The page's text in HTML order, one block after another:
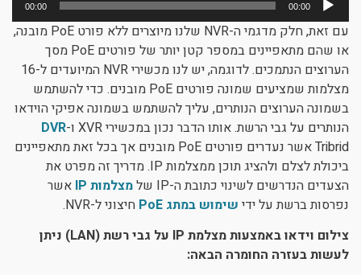
אודיו
00:00
00:00
עם זאת, חלק מדגמי ה-NVR שלנו מיוצרים ללא פורט PoE מובנה,
או שהם מתאפיינים במספר קטן יותר של פורטים PoE מסך
הערוצים הנתמכים. לדוגמה, יש לנו מכשירי NVR המיועדים ל-16
מצלמות שמציעים שמונה פורטים PoE מובנים. כדי להשתמש
בשמונה הערוצים הנותרים, עליך להשתמש בשמונה אפיקי הוידאו
הנותרים על גבי הרשת. אותו הדבר נכון במכשירי XVR ו-
DVR
Tribrid אשר נעדרים פורטים PoE מובנים אך בכל זאת מתאפיינים
ביכולת לצלם ולהציג תוכן ממצלמות IP. מדריך זה מפרט את
הצעדים הנדרשים לשינוי כתובת ה-IP של
מצלמות IP
אשר
נפרסות ברשת על ידי שימוש במתג PoE
חיצוני ל-NVR.
צילום וידאו באמצעות מצלמת IP על גבי רשת (LAN) ניתן
לעשות בעזרה החומרה הבאה: